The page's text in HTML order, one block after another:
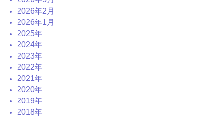
2026年2月
2026年1月
2025年
2024年
2023年
2022年
2021年
2020年
2019年
2018年